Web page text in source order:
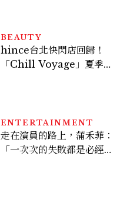
BEAUTY
hince台北快閃店回歸！
「Chill Voyage」夏季限
ENTERTAINMENT
走在演員的路上，蒲禾菲：
「一次次的失敗都是必經過